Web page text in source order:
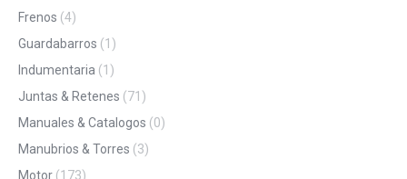
Frenos (4)
Guardabarros (1)
Indumentaria (1)
Juntas & Retenes (71)
Manuales & Catalogos (0)
Manubrios & Torres (3)
Motor (173)